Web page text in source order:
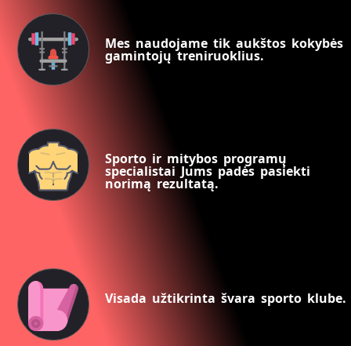
Mes naudojame tik aukštos kokybės
gamintojų treniruoklius.
Sporto ir mitybos programų
specialistai Jums padės pasiekti
norimą rezultatą.
Visada užtikrinta švara sporto klube.